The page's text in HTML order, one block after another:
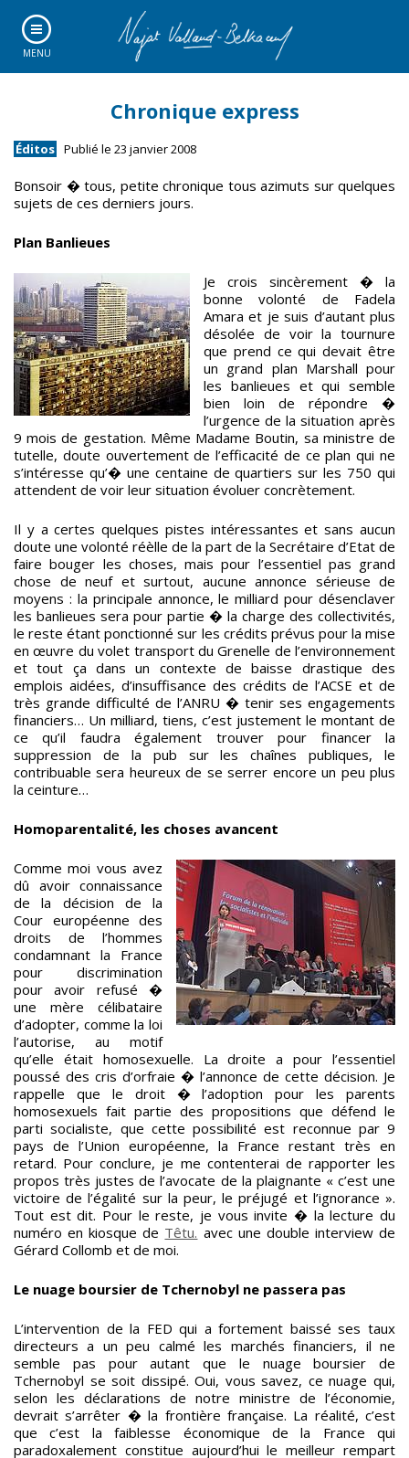
MENU
Chronique express
Éditos Publié le 23 janvier 2008
Bonsoir � tous, petite chronique tous azimuts sur quelques
sujets de ces derniers jours.
Plan Banlieues
Je crois sincèrement � la
bonne volonté de Fadela
Amara et je suis d’autant plus
désolée de voir la tournure
que prend ce qui devait être
un grand plan Marshall pour
les banlieues et qui semble
bien loin de répondre �
l’urgence de la situation après
9 mois de gestation. Même Madame Boutin, sa ministre de
tutelle, doute ouvertement de l’efficacité de ce plan qui ne
s’intéresse qu’� une centaine de quartiers sur les 750 qui
attendent de voir leur situation évoluer concrètement.
Il y a certes quelques pistes intéressantes et sans aucun
doute une volonté réèlle de la part de la Secrétaire d’Etat de
faire bouger les choses, mais pour l’essentiel pas grand
chose de neuf et surtout, aucune annonce sérieuse de
moyens : la principale annonce, le milliard pour désenclaver
les banlieues sera pour partie � la charge des collectivités,
le reste étant ponctionné sur les crédits prévus pour la mise
en œuvre du volet transport du Grenelle de l’environnement
et tout ça dans un contexte de baisse drastique des
emplois aidées, d’insuffisance des crédits de l’ACSE et de
très grande difficulté de l’ANRU � tenir ses engagements
financiers… Un milliard, tiens, c’est justement le montant de
ce qu’il faudra également trouver pour financer la
suppression de la pub sur les chaînes publiques, le
contribuable sera heureux de se serrer encore un peu plus
la ceinture…
Homoparentalité, les choses avancent
Comme moi vous avez
dû avoir connaissance
de la décision de la
Cour européenne des
droits de l’hommes
condamnant la France
pour discrimination
pour avoir refusé �
une mère célibataire
d’adopter, comme la loi
l’autorise, au motif
qu’elle était homosexuelle. La droite a pour l’essentiel
poussé des cris d’orfraie � l’annonce de cette décision. Je
rappelle que le droit � l’adoption pour les parents
homosexuels fait partie des propositions que défend le
parti socialiste, que cette possibilité est reconnue par 9
pays de l’Union européenne, la France restant très en
retard. Pour conclure, je me contenterai de rapporter les
propos très justes de l’avocate de la plaignante « c’est une
victoire de l’égalité sur la peur, le préjugé et l’ignorance ».
Tout est dit. Pour le reste, je vous invite � la lecture du
numéro en kiosque de Têtu. avec une double interview de
Gérard Collomb et de moi.
Le nuage boursier de Tchernobyl ne passera pas
L’intervention de la FED qui a fortement baissé ses taux
directeurs a un peu calmé les marchés financiers, il ne
semble pas pour autant que le nuage boursier de
Tchernobyl se soit dissipé. Oui, vous savez, ce nuage qui,
selon les déclarations de notre ministre de l’économie,
devrait s’arrêter � la frontière française. La réalité, c’est
que c’est la faiblesse économique de la France qui
paradoxalement constitue aujourd’hui le meilleur rempart